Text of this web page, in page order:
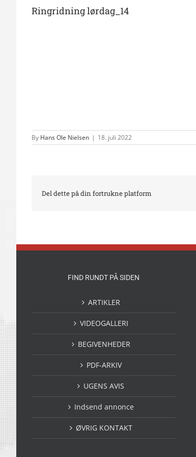
Ringridning lørdag_14
By Hans Ole Nielsen | 18. juli 2022
Del dette på din fortrukne platform
FIND RUNDT PÅ SIDEN
ARTIKLER
VIDEOGALLERI
BEGIVENHEDER
PDF-ARKIV
UGENS AVIS
Indsend annonce
ØVRIG KONTAKT